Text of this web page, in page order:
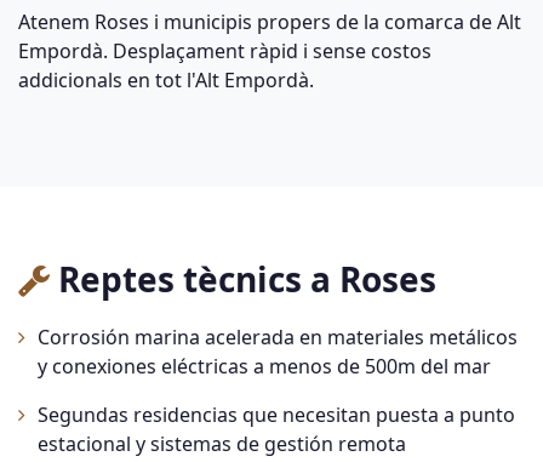
Atenem Roses i municipis propers de la comarca de Alt
Empordà. Desplaçament ràpid i sense costos
addicionals en tot l'Alt Empordà.
Reptes tècnics a Roses
Corrosión marina acelerada en materiales metálicos
y conexiones eléctricas a menos de 500m del mar
Segundas residencias que necesitan puesta a punto
estacional y sistemas de gestión remota